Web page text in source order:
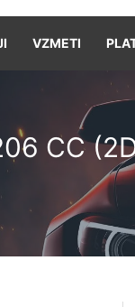
VZMETI
CC